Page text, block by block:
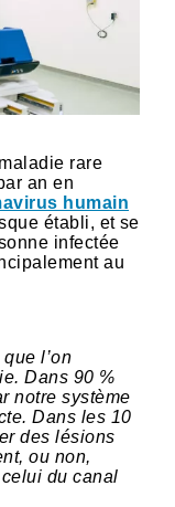
rare
an en
humain
établi, et se
infectée
au
l’on
Dans 90 %
notre système
Dans les 10
des lésions
ou non,
du canal